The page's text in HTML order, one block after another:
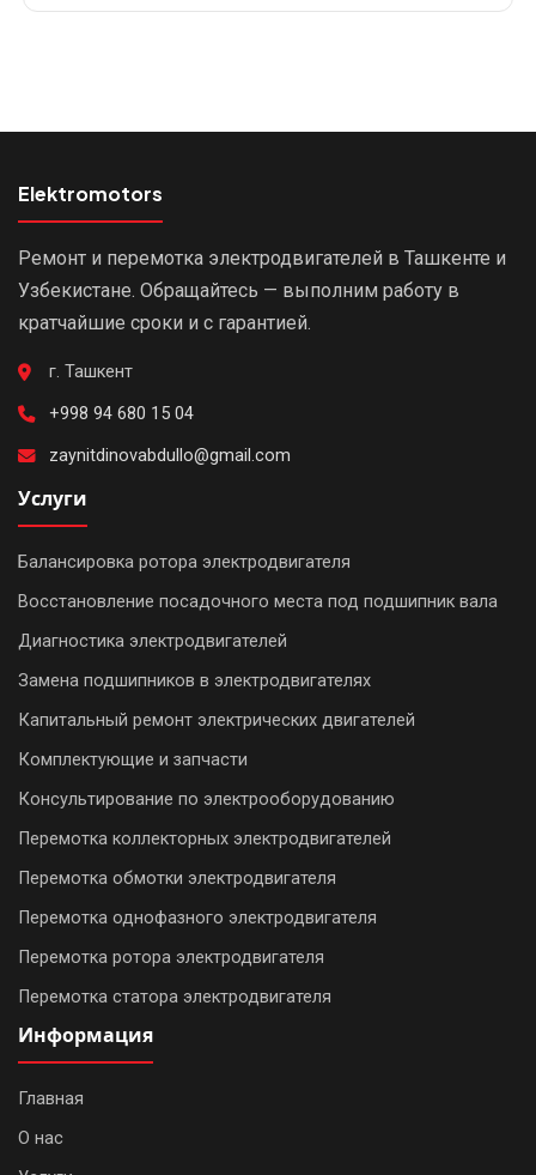
Elektromotors
Ремонт и перемотка электродвигателей в Ташкенте и
Узбекистане. Обращайтесь — выполним работу в
кратчайшие сроки и с гарантией.
г. Ташкент
+998 94 680 15 04
zaynitdinovabdullo@gmail.com
Услуги
Балансировка ротора электродвигателя
Восстановление посадочного места под подшипник вала
Диагностика электродвигателей
Замена подшипников в электродвигателях
Капитальный ремонт электрических двигателей
Комплектующие и запчасти
Консультирование по электрооборудованию
Перемотка коллекторных электродвигателей
Перемотка обмотки электродвигателя
Перемотка однофазного электродвигателя
Перемотка ротора электродвигателя
Перемотка статора электродвигателя
Информация
Главная
О нас